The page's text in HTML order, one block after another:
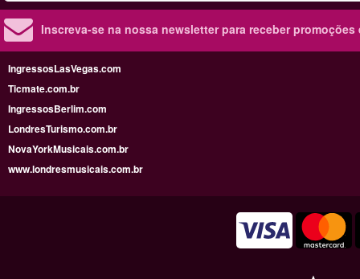
Inscreva-se na nossa newsletter para receber
IngressosLasVegas.com
Ticmate.com.br
IngressosBerlim.com
LondresTurismo.com.br
NovaYorkMusicais.com.br
www.londresmusicais.com.br